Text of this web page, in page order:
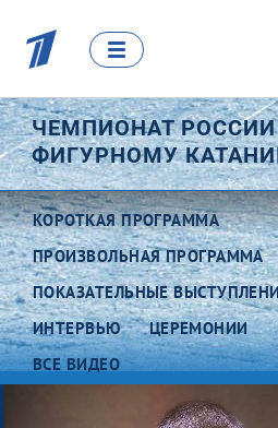
ЧЕМПИОНАТ
ФИГУРНОМУ
КОРОТКАЯ ПРОГРАММА
ПРОИЗВОЛЬНАЯ ПРОГРАММА
ПОКАЗАТЕЛЬНЫЕ
ИНТЕРВЬЮ
ЦЕРЕМОНИИ
ВСЕ ВИДЕО